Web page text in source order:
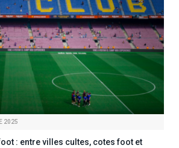
2025
: entre villes cultes, cotes foot et